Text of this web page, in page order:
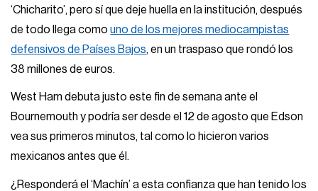
‘Chicharito’, pero sí que deje huella en la institución, después
de todo llega comouno de los mejores mediocampistas
defensivos de Países Bajos, en un traspaso que rondó los
38 millones de euros.
West Ham debuta justo este fin de semana ante el
Bournemouth y podría ser desde el 12 de agosto que Edson
vea sus primeros minutos, tal como lo hicieron varios
mexicanos antes que él.
¿Responderá el ‘Machín’ a esta confianza que han tenido los